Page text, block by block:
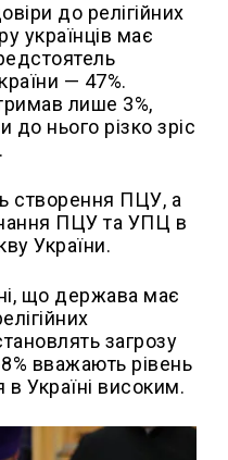
до релігійних
українців має
— 47%.
лише 3%,
до нього різко зріс
створення ПЦУ, а
ПЦУ та УПЦ в
України.
що держава має
загрозу
вважають рівень
в Україні високим.